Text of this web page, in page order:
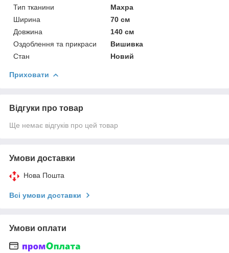
Тип тканини
Махра
Ширина
70 см
Довжина
140 см
Оздоблення та прикраси
Вишивка
Стан
Новий
Приховати
Відгуки про товар
Ще немає відгуків про цей товар
Умови доставки
Нова Пошта
Всі умови доставки
Умови оплати